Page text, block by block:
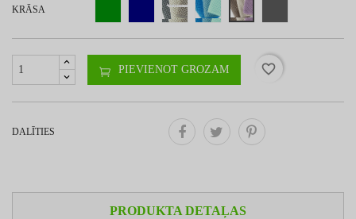
KRĀSA
PIEVIENOT GROZAM favorite_border
DALĪTIES
PRODUKTA DETAĻAS